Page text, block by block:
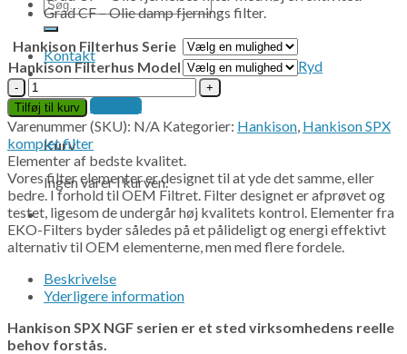
efter:
Kontakt
0
Kurv
Ingen varer i kurven.
Grad CF – Olie damp fjernings filter.
Hankison Filterhus Serie
Hankison Filterhus Model
Ryd
Hankison
SPX
NGF
Serie
antal
Tilføj til kurv
Kontakt
Varenummer (SKU): N/A Kategorier: Hankison, Hankison SPX
komplet filter
Elementer af bedste kvalitet.
Vores filter elementer er designet til at yde det samme, eller
bedre. I forhold til OEM Filtret. Filter designet er afprøvet og
testet, ligesom de undergår høj kvalitets kontrol. Elementer fra
EKO-Filters byder således på et pålideligt og energi effektivt
alternativ til OEM elementerne, men med flere fordele.
Beskrivelse
Yderligere information
Hankison SPX NGF serien er et sted virksomhedens reelle
behov forstås.